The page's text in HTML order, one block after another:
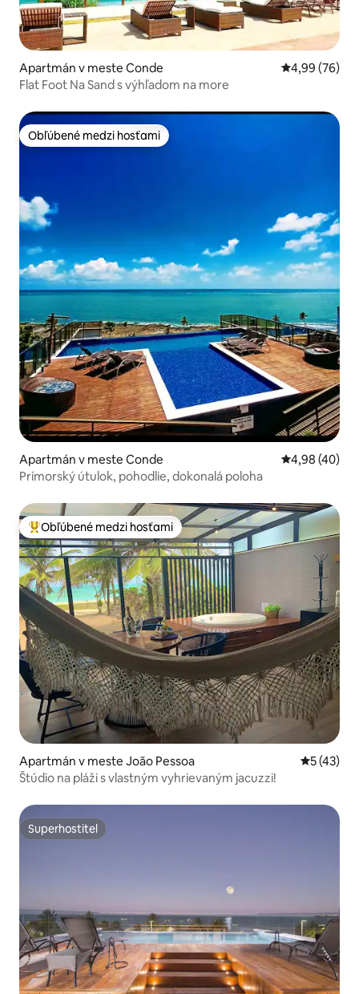
Apartmán v meste Conde Priemerné
4,99 (76)
Flat Foot Na Sand s výhľadom na more
Obľúbené medzi hosťami
Obľúbené medzi hosťami
Apartmán v meste Conde Priemerné
4,98 (40)
Prímorský útulok, pohodlie, dokonalá poloha
Najobľúbenejšie medzi hosťami
Obľúbené medzi hosťami
Apartmán v meste João Pessoa
5 (43)
Štúdio na pláži s vlastným vyhrievaným jacuzzi!
Superhostiteľ
Superhostiteľ